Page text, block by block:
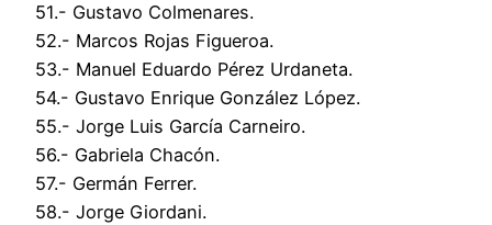
51.- Gustavo Colmenares.
52.- Marcos Rojas Figueroa.
53.- Manuel Eduardo Pérez Urdaneta.
54.- Gustavo Enrique González López.
55.- Jorge Luis García Carneiro.
56.- Gabriela Chacón.
57.- Germán Ferrer.
58.- Jorge Giordani.